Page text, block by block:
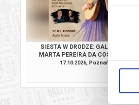
Wybór
zgody
SIESTA W DRODZE: GALA FADO.
MARTA PEREIRA DA COSTA AND
FRIENDS: NANI MEDEIROS & DUARTE
17.10.2026, Poznań